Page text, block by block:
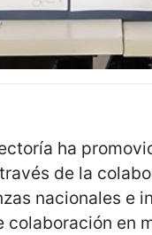
ha
de la
nacionales e
colaboración en